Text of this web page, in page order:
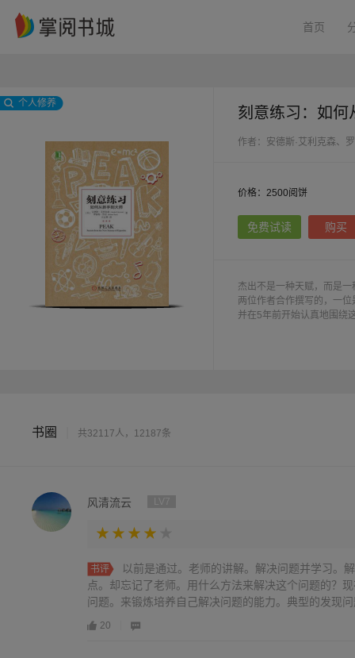
首页
个人修养
刻意练习：如何
作者：安德斯·艾利克森、
价格：2500阅饼
免费试读 购买
杰出不是一种天赋，而是
两位作者合作撰写的，一
并在5年前开始认真地围绕
书圈 共32117人，12187条
风清流云
书评
以前是通过。老师的讲解。解决问题并学习。
点。却忘记了老师。用什么方法来解决这个问题的？
问题。来锻炼培养自己解决问题的能力。典型的发现
20